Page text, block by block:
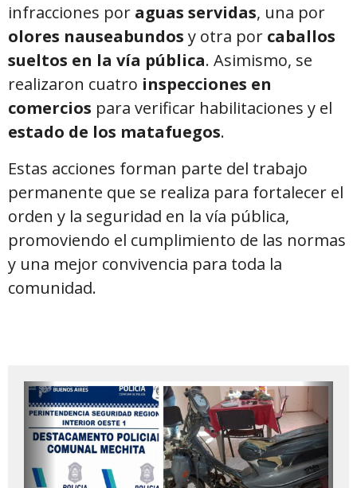
infracciones por aguas servidas, una por
olores nauseabundos y otra por caballos
sueltos en la vía pública. Asimismo, se
realizaron cuatro inspecciones en
comercios para verificar habilitaciones y el
estado de los matafuegos.
Estas acciones forman parte del trabajo
permanente que se realiza para fortalecer el
orden y la seguridad en la vía pública,
promoviendo el cumplimiento de las normas
y una mejor convivencia para toda la
comunidad.